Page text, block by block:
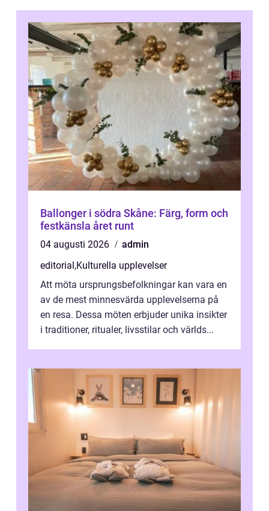
Ballonger i södra Skåne: Färg, form och
festkänsla året runt
04 augusti 2026
admin
editorial,Kulturella upplevelser
Att möta ursprungsbefolkningar kan vara en
av de mest minnesvärda upplevelserna på
en resa. Dessa möten erbjuder unika insikter
i traditioner, ritualer, livsstilar och världs...